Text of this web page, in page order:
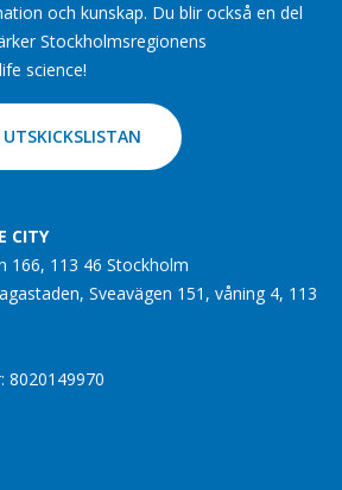
och kunskap. Du blir också en del
Stockholmsregionens
science!
CITY
166, 113 46 Stockholm
Sveavägen 151, våning 4, 113
8020149970